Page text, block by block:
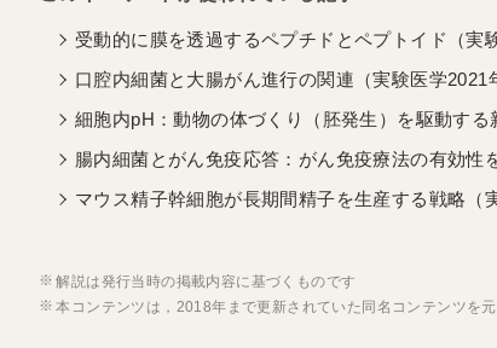
受動的に膜を透過するペプチドとペプトイド（実
口腔内細菌と大腸がん進行の関連（実験医学2021
細胞内pH：動物の体づくり（胚発生）を駆動する
腸内細菌とがん免疫応答：がん免疫療法の有効性
マウス精子幹細胞が長期間精子を生産する戦略（
解説は発行当時の掲載内容に基づくものです
本コンテンツは，2018年まで更新されていた同名コンテンツを